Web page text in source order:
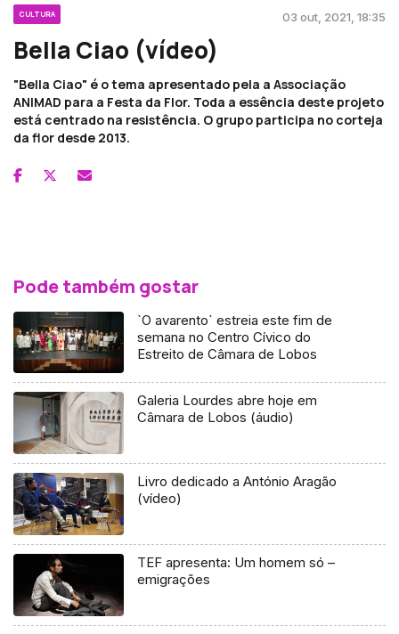
CULTURA 03 out, 2021, 18:35
Bella Ciao (vídeo)
"Bella Ciao" é o tema apresentado pela a Associação
ANIMAD para a Festa da Flor. Toda a essência deste projeto
está centrado na resistência. O grupo participa no corteja
da flor desde 2013.
Pode também gostar
`O avarento` estreia este fim de
semana no Centro Cívico do
Estreito de Câmara de Lobos
Galeria Lourdes abre hoje em
Câmara de Lobos (áudio)
Livro dedicado a António Aragão
(vídeo)
TEF apresenta: Um homem só –
emigrações